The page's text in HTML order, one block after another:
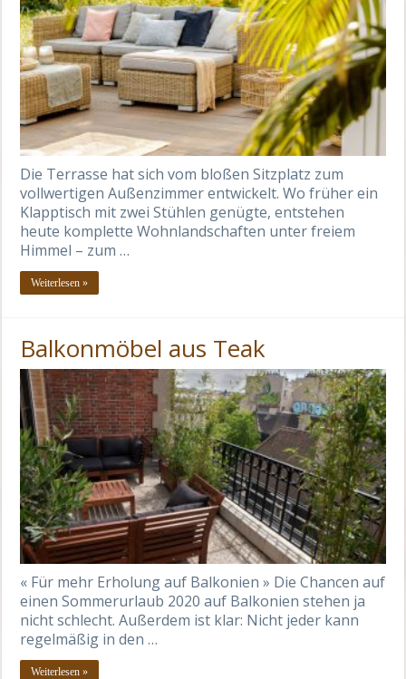
Die Terrasse hat sich vom bloßen Sitzplatz zum
vollwertigen Außenzimmer entwickelt. Wo früher ein
Klapptisch mit zwei Stühlen genügte, entstehen
heute komplette Wohnlandschaften unter freiem
Himmel – zum …
Weiterlesen »
Balkonmöbel aus Teak
« Für mehr Erholung auf Balkonien » Die Chancen auf
einen Sommerurlaub 2020 auf Balkonien stehen ja
nicht schlecht. Außerdem ist klar: Nicht jeder kann
regelmäßig in den …
Weiterlesen »